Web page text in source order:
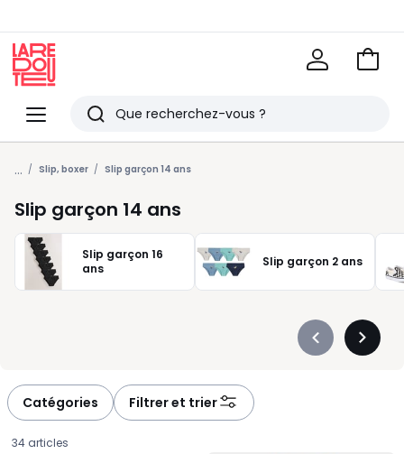
Menu
Redoute
Rechercher
Derniers
articles
vus
Voir
... Slip, boxer Slip garçon 14 ans
Slip garçon 14 ans
Slip garçon 16
ans
Slip garçon 2 ans
Précédent
Catégories Filtrer et trier
34 articles